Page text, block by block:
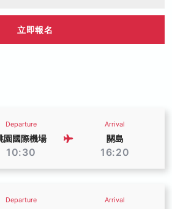
立即報名
Departure
園國際機場
10:30
Arrival
關島
16:20
Departure Arrival